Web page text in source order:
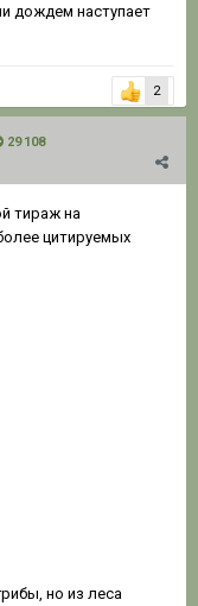
дождем наступает
2
29 108
тираж на
цитируемых
но из леса